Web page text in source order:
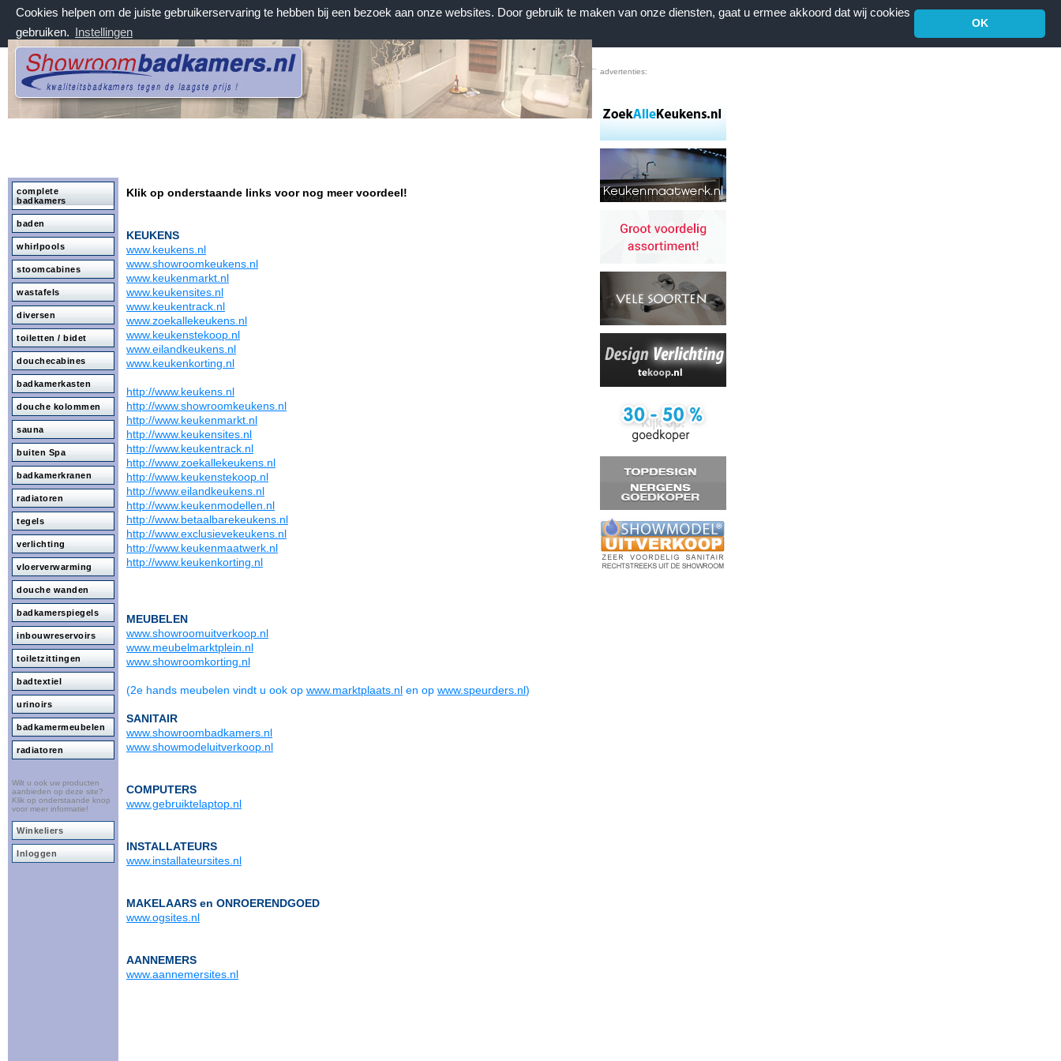
Cookies helpen om de juiste gebruikerservaring te hebben bij een bezoek aan onze websites. Door gebruik te maken van onze diensten, gaat u ermee akkoord dat wij cookies
gebruiken. Instellingen
OK
vrijdag 7 augustus 2026, 06:55 uur
Welkom bij Showroombadkamers.nl
Home | Voorwaarden | Contact Favorieten
advertenties:
complete
badkamers
baden
whirlpools
stoomcabines
wastafels
diversen
toiletten / bidet
douchecabines
badkamerkasten
douche kolommen
sauna
buiten Spa
badkamerkranen
radiatoren
tegels
verlichting
vloerverwarming
douche wanden
badkamerspiegels
inbouwreservoirs
toiletzittingen
badtextiel
urinoirs
badkamermeubelen
radiatoren
Wilt u ook uw producten
aanbieden op deze site?
Klik op onderstaande knop
voor meer informatie!
Winkeliers
Inloggen
Klik op onderstaande links voor nog meer voordeel!
KEUKENS
www.keukens.nl
www.showroomkeukens.nl
www.keukenmarkt.nl
www.keukensites.nl
www.keukentrack.nl
www.zoekallekeukens.nl
www.keukenstekoop.nl
www.eilandkeukens.nl
www.keukenkorting.nl
http://www.keukens.nl
http://www.showroomkeukens.nl
http://www.keukenmarkt.nl
http://www.keukensites.nl
http://www.keukentrack.nl
http://www.zoekallekeukens.nl
http://www.keukenstekoop.nl
http://www.eilandkeukens.nl
http://www.keukenmodellen.nl
http://www.betaalbarekeukens.nl
http://www.exclusievekeukens.nl
http://www.keukenmaatwerk.nl
http://www.keukenkorting.nl
MEUBELEN
www.showroomuitverkoop.nl
www.meubelmarktplein.nl
www.showroomkorting.nl
(2e hands meubelen vindt u ook op www.marktplaats.nl en op www.speurders.nl)
SANITAIR
www.showroombadkamers.nl
www.showmodeluitverkoop.nl
COMPUTERS
www.gebruiktelaptop.nl
INSTALLATEURS
www.installateursites.nl
MAKELAARS en ONROERENDGOED
www.ogsites.nl
AANNEMERS
www.aannemersites.nl